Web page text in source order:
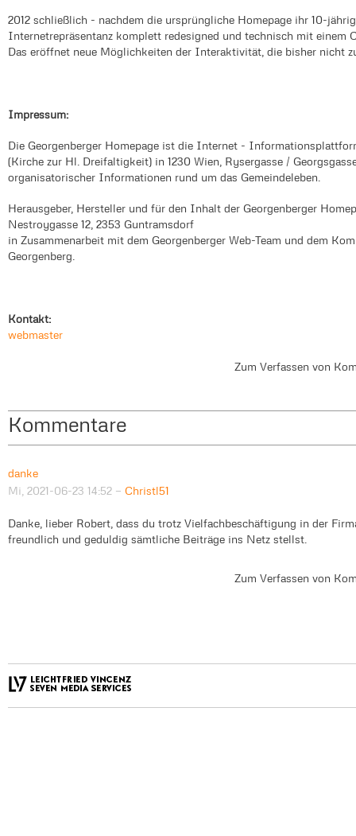
2012 schließlich - nachdem die ursprüngliche Homepage ihr 10-
Internetrepräsentanz komplett redesigned und technisch mit einem
Das eröffnet neue Möglichkeiten der Interaktivität, die bisher nicht
Impressum:
Die Georgenberger Homepage ist die Internet -
(Kirche zur Hl. Dreifaltigkeit) in 1230 Wien, Rysergasse /
organisatorischer Informationen rund um das Gemeindeleben.
Herausgeber, Hersteller und für den Inhalt der Georgenberger
Nestroygasse 12, 2353 Guntramsdorf
in Zusammenarbeit mit dem Georgenberger Web-Team und dem
Georgenberg.
Kontakt:
webmaster
Zum Verfassen von
Kommentare
danke
Mi, 2021-06-23 14:52 — Christl51
Danke, lieber Robert, dass du trotz Vielfachbeschäftigung in der
freundlich und geduldig sämtliche Beiträge ins Netz stellst.
Zum Verfassen von